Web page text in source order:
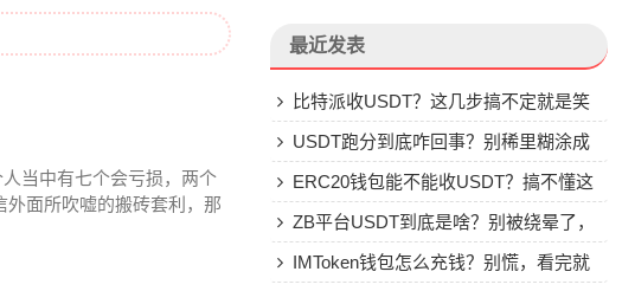
当中有七个会亏损，两个
面所吹嘘的搬砖套利，那
最近发表
比特派收USDT？这几步搞不定就是笑
话USDT跑分到底咋回事？别稀里糊涂成
了帮凶
ERC20钱包能不能收USDT？搞不懂这
些别乱转
ZB平台USDT到底是啥？别被绕晕了，
说点大实话
IMToken钱包怎么充钱？别慌，看完就